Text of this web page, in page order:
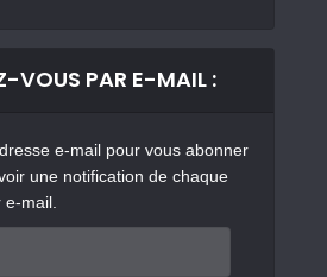
VOUS PAR E-MAIL :
e-mail pour vous abonner
une notification de chaque
mail.